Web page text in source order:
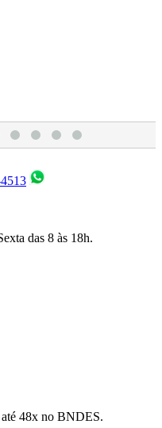
das 8 às 18h.
48x no BNDES.